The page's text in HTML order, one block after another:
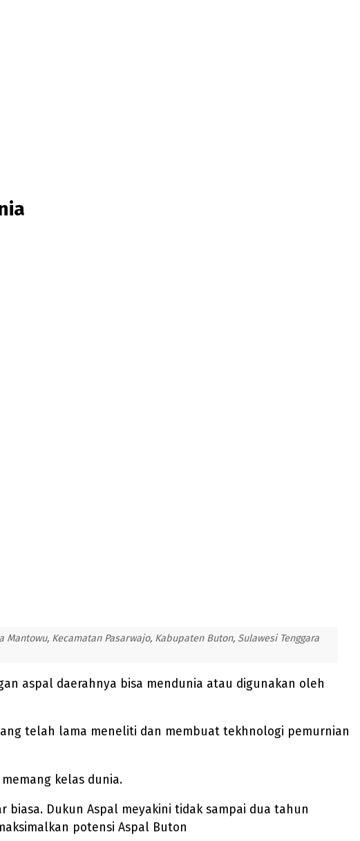
Kecamatan Pasarwajo, Kabupaten Buton, Sulawesi Tenggara
aspal daerahnya bisa mendunia atau digunakan oleh
telah lama meneliti dan membuat tekhnologi pemurnian
kelas dunia.
Dukun Aspal meyakini tidak sampai dua tahun
potensi Aspal Buton